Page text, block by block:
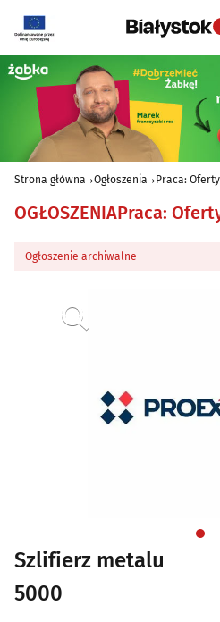
Strona główna Ogłoszenia Praca:
OGŁOSZENIAPraca:
Ogłoszenie archiwalne
Szlifierz metalu
5000